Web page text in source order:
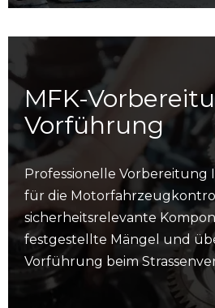
MFK-
Vorführung
Professionelle Vorbereitung
für die
sicherheitsrelevante
festgestellte Mängel und
Vorführung beim